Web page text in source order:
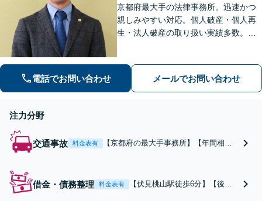
京都府最大手の法律事務所。迅速かつ
親しみやすい対応。個人破産・個人再
生・法人破産の取り扱い実績多数。
陵前駅・京阪中書島駅徒歩10分】
電話でお問い合わせ メールでお問い合わせ
注力分野
交通事故 料金表有
【京都府の最大手事務所】【年間相談
いて多数の実績・経験】【土日対応可
能】【初回面談無料】【弁護士費用特
借金・債務整理 料金表有
【伏見桃山駅徒歩6分】【後払